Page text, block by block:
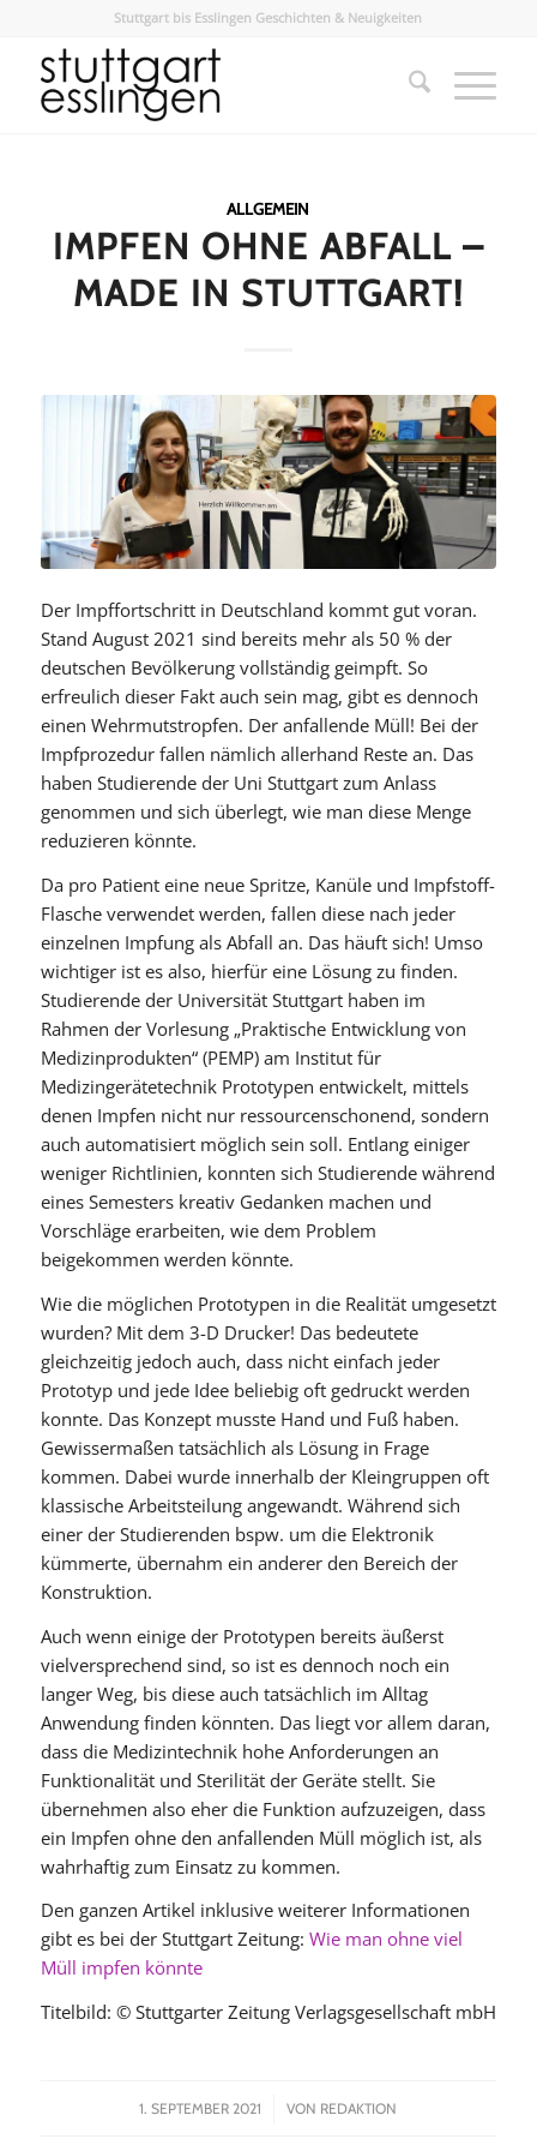
Stuttgart bis Esslingen Geschichten & Neuigkeiten
ALLGEMEIN
IMPFEN OHNE ABFALL –
MADE IN STUTTGART!
Der Impffortschritt in Deutschland kommt gut voran.
Stand August 2021 sind bereits mehr als 50 % der
deutschen Bevölkerung vollständig geimpft. So
erfreulich dieser Fakt auch sein mag, gibt es dennoch
einen Wehrmutstropfen. Der anfallende Müll! Bei der
Impfprozedur fallen nämlich allerhand Reste an. Das
haben Studierende der Uni Stuttgart zum Anlass
genommen und sich überlegt, wie man diese Menge
reduzieren könnte.
Da pro Patient eine neue Spritze, Kanüle und Impfstoff-
Flasche verwendet werden, fallen diese nach jeder
einzelnen Impfung als Abfall an. Das häuft sich! Umso
wichtiger ist es also, hierfür eine Lösung zu finden.
Studierende der Universität Stuttgart haben im
Rahmen der Vorlesung „Praktische Entwicklung von
Medizinprodukten“ (PEMP) am Institut für
Medizingerätetechnik Prototypen entwickelt, mittels
denen Impfen nicht nur ressourcenschonend, sondern
auch automatisiert möglich sein soll. Entlang einiger
weniger Richtlinien, konnten sich Studierende während
eines Semesters kreativ Gedanken machen und
Vorschläge erarbeiten, wie dem Problem
beigekommen werden könnte.
Wie die möglichen Prototypen in die Realität umgesetzt
wurden? Mit dem 3-D Drucker! Das bedeutete
gleichzeitig jedoch auch, dass nicht einfach jeder
Prototyp und jede Idee beliebig oft gedruckt werden
konnte. Das Konzept musste Hand und Fuß haben.
Gewissermaßen tatsächlich als Lösung in Frage
kommen. Dabei wurde innerhalb der Kleingruppen oft
klassische Arbeitsteilung angewandt. Während sich
einer der Studierenden bspw. um die Elektronik
kümmerte, übernahm ein anderer den Bereich der
Konstruktion.
Auch wenn einige der Prototypen bereits äußerst
vielversprechend sind, so ist es dennoch noch ein
langer Weg, bis diese auch tatsächlich im Alltag
Anwendung finden könnten. Das liegt vor allem daran,
dass die Medizintechnik hohe Anforderungen an
Funktionalität und Sterilität der Geräte stellt. Sie
übernehmen also eher die Funktion aufzuzeigen, dass
ein Impfen ohne den anfallenden Müll möglich ist, als
wahrhaftig zum Einsatz zu kommen.
Den ganzen Artikel inklusive weiterer Informationen
gibt es bei der Stuttgart Zeitung: Wie man ohne viel
Müll impfen könnte
Titelbild: © Stuttgarter Zeitung Verlagsgesellschaft mbH
1. SEPTEMBER 2021
/ VON REDAKTION